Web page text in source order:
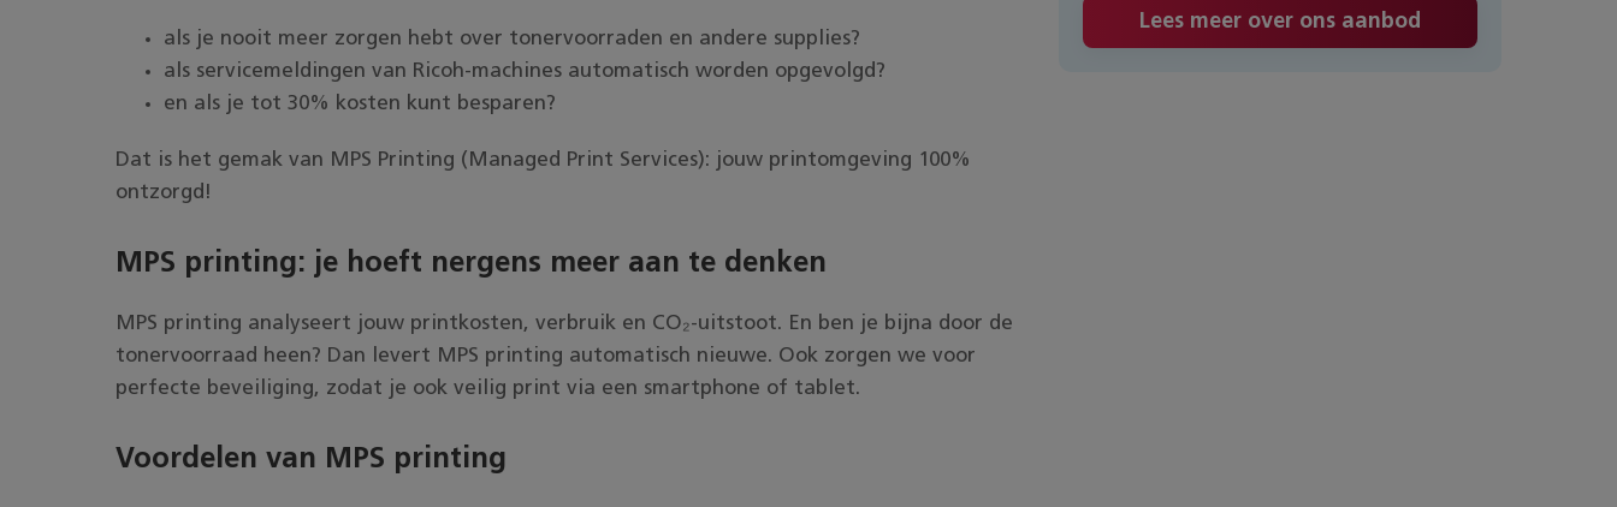
als je nooit meer zorgen hebt over tonervoorraden en andere supplies?
als servicemeldingen van Ricoh-machines automatisch worden opgevolgd?
en als je tot 30% kosten kunt besparen?
Dat is het gemak van MPS Printing (Managed Print Services): jouw printomgeving 100%
ontzorgd!
MPS printing: je hoeft nergens meer aan te denken
MPS printing analyseert jouw printkosten, verbruik en CO₂-uitstoot. En ben je bijna door de
tonervoorraad heen? Dan levert MPS printing automatisch nieuwe. Ook zorgen we voor
perfecte beveiliging, zodat je ook veilig print via een smartphone of tablet.
Voordelen van MPS printing
Lees meer over ons aanbod